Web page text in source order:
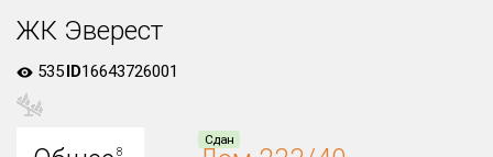
Район в регионе
Все
Населённый пункт
ЖК Эверест
535ID16643726001
8
Сдан